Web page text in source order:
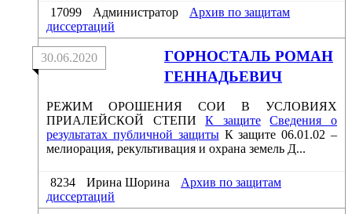
17099 Администратор
Архив по защитам
диссертаций
ГОРНОСТАЛЬ РОМАН
ГЕННАДЬЕВИЧ
30.06.2020
РЕЖИМ ОРОШЕНИЯ СОИ В УСЛОВИЯХ
ПРИАЛЕЙСКОЙ СТЕПИК защите
Сведения о
результатах публичной защиты К защите 06.01.02 –
мелиорация, рекультивация и охрана земель Д...
8234 Ирина Шорина
Архив по защитам
диссертаций